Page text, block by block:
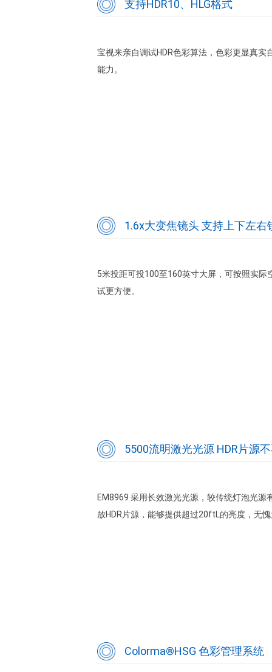
支持HDR10、HLG格式
宝视来亲自调试HDR色彩算法，色彩更显真
能力。
1.6x大变焦镜头 支持上下左右
5米投距可投100至160英寸大屏，可按照实
试更方便。
5500流明激光光源 HDR片源
EM8969 采用长效激光光源，较传统灯泡光
放HDR片源，能够提供超过20ftL的亮度，无
Colorma®HSG 色彩管理系统